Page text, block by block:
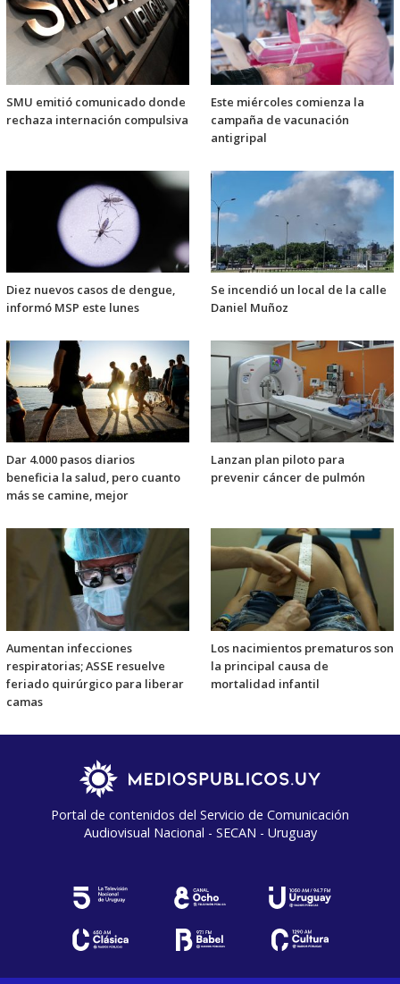
SMU emitió comunicado donde
rechaza internación compulsiva
Este miércoles comienza la
campaña de vacunación
antigripal
Diez nuevos casos de dengue,
informó MSP este lunes
Se incendió un local de la calle
Daniel Muñoz
Dar 4.000 pasos diarios
beneficia la salud, pero cuanto
más se camine, mejor
Lanzan plan piloto para
prevenir cáncer de pulmón
Aumentan infecciones
respiratorias; ASSE resuelve
feriado quirúrgico para liberar
camas
Los nacimientos prematuros son
la principal causa de
mortalidad infantil
Portal de contenidos del Servicio de Comunicación
Audiovisual Nacional - SECAN - Uruguay